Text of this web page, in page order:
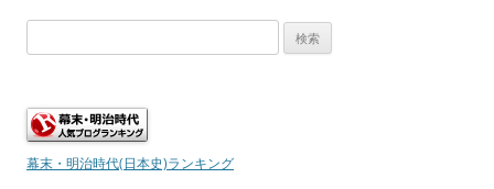
索:
幕末・明治時代(日本史)ランキング